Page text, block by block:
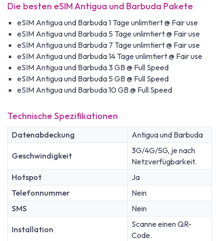
Die besten eSIM Antigua und Barbuda Pakete
eSIM Antigua und Barbuda 1 Tage unlimtiert @ Fair use
eSIM Antigua und Barbuda 5 Tage unlimtiert @ Fair use
eSIM Antigua und Barbuda 7 Tage unlimtiert @ Fair use
eSIM Antigua und Barbuda 14 Tage unlimtiert @ Fair use
eSIM Antigua und Barbuda 3 GB @ Full Speed
eSIM Antigua und Barbuda 5 GB @ Full Speed
eSIM Antigua und Barbuda 10 GB @ Full Speed
Technische Spezifikationen
Datenabdeckung Antigua und Barbuda
Geschwindigkeit
3G/4G/5G, je nach
Netzverfügbarkeit.
Hotspot
Ja
Telefonnummer
Nein
SMS
Nein
Installation
Scanne einen QR-
Code.